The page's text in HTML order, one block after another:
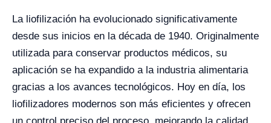
La liofilización ha evolucionado significativamente
desde sus inicios en la década de 1940. Originalmente
utilizada para conservar productos médicos, su
aplicación se ha expandido a la industria alimentaria
gracias a los avances tecnológicos. Hoy en día, los
liofilizadores modernos son más eficientes y ofrecen